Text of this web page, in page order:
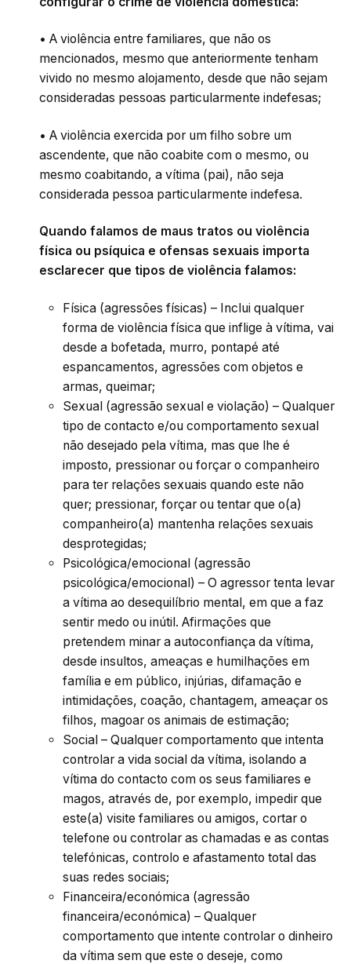
• A violência entre familiares, que não os
mencionados, mesmo que anteriormente tenham
vivido no mesmo alojamento, desde que não sejam
consideradas pessoas particularmente indefesas;
• A violência exercida por um filho sobre um
ascendente, que não coabite com o mesmo, ou
mesmo coabitando, a vítima (pai), não seja
considerada pessoa particularmente indefesa.
Quando falamos de maus tratos ou violência
física ou psíquica e ofensas sexuais importa
esclarecer que tipos de violência falamos:
Física (agressões físicas) – Inclui qualquer
forma de violência física que inflige à vítima, vai
desde a bofetada, murro, pontapé até
espancamentos, agressões com objetos e
armas, queimar;
Sexual (agressão sexual e violação) – Qualquer
tipo de contacto e/ou comportamento sexual
não desejado pela vítima, mas que lhe é
imposto, pressionar ou forçar o companheiro
para ter relações sexuais quando este não
quer; pressionar, forçar ou tentar que o(a)
companheiro(a) mantenha relações sexuais
desprotegidas;
Psicológica/emocional (agressão
psicológica/emocional) – O agressor tenta levar
a vítima ao desequilíbrio mental, em que a faz
sentir medo ou inútil. Afirmações que
pretendem minar a autoconfiança da vítima,
desde insultos, ameaças e humilhações em
família e em público, injúrias, difamação e
intimidações, coação, chantagem, ameaçar os
filhos, magoar os animais de estimação;
Social – Qualquer comportamento que intenta
controlar a vida social da vítima, isolando a
vítima do contacto com os seus familiares e
magos, através de, por exemplo, impedir que
este(a) visite familiares ou amigos, cortar o
telefone ou controlar as chamadas e as contas
telefónicas, controlo e afastamento total das
suas redes sociais;
Financeira/económica (agressão
financeira/económica) – Qualquer
comportamento que intente controlar o dinheiro
da vítima sem que este o deseje, como